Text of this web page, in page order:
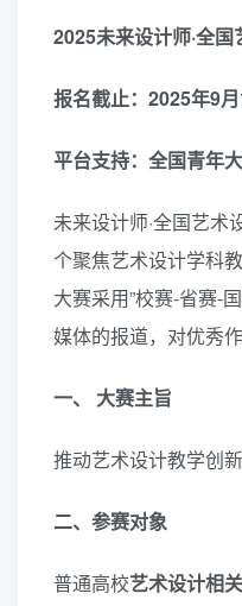
2025未来设计师·全
报名截止：2025年9
平台支持：全国青年
未来设计师·全国艺
个聚焦艺术设计学科
大赛采用”校赛-省赛-
媒体的报道，对优秀
一、 大赛主旨
推动艺术设计教学创
二、参赛对象
普通高校艺术设计相